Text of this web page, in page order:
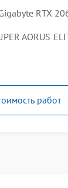
RTX
AORUS
работ